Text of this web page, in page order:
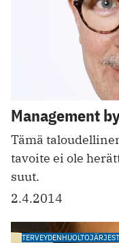
Management
Tämä
tavoite ei ole
suut.
2.4.2014